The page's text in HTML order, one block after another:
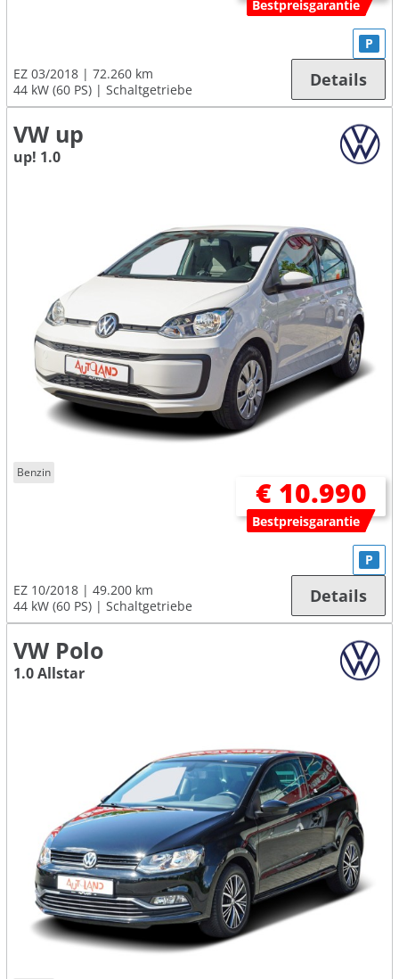
Bestpreisgarantie
EZ 03/2018
72.260 km
44 kW (60 PS)
Schaltgetriebe
P
Details
VW up
up! 1.0
Benzin
€ 10.990
Bestpreisgarantie
EZ 10/2018
49.200 km
44 kW (60 PS)
Schaltgetriebe
P
Details
VW Polo
1.0 Allstar